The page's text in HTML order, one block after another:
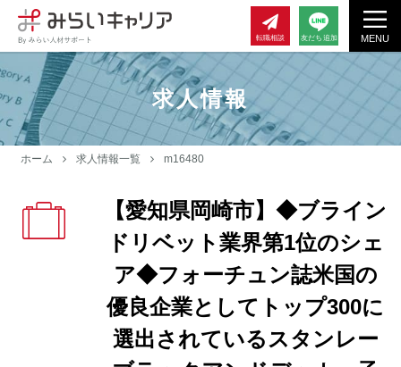
MENU
転職相談 友だち追加
求人情報
ホーム 求人情報一覧 m16480
【愛知県岡崎市】◆ブライン
ドリベット業界第1位のシェ
ア◆フォーチュン誌米国の
優良企業としてトップ300に
選出されているスタンレー